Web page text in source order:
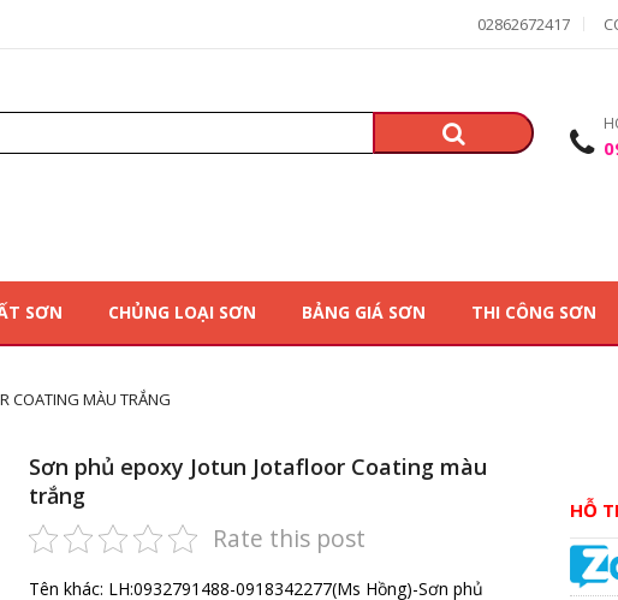
02862672417
SƠN CHỦNG LOẠI SƠN BẢNG GIÁ SƠN THI CÔNG SƠN
COATING MÀU TRẮNG
Sơn phủ epoxy Jotun Jotafloor Coating màu
trắng
Rate this post
Tên khác: LH:0932791488-0918342277(Ms Hồng)-Sơn phủ
HỖ